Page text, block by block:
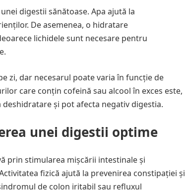
digestii sănătoase. Apa ajută la
De asemenea, o hidratare
lichidele sunt necesare pentru
zi, dar necesarul poate varia în funcție de
care conțin cofeină sau alcool în exces este,
și pot afecta negativ digestia.
unei digestii optime
prin stimularea mișcării intestinale și
fizică ajută la prevenirea constipației și
de colon iritabil sau refluxul